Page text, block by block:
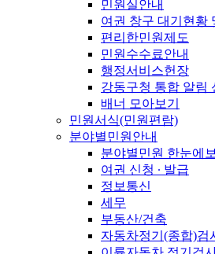
민원실안내
여권 창구 대기현황
편리한민원제도
민원수수료안내
행정서비스헌장
강동구청 통합 알림
배너 모아보기
민원서식(민원편람)
분야별민원안내
분야별민원 한눈에보
여권 신청 ∙ 발급
정보통신
세무
부동산/건축
자동차정기(종합)검